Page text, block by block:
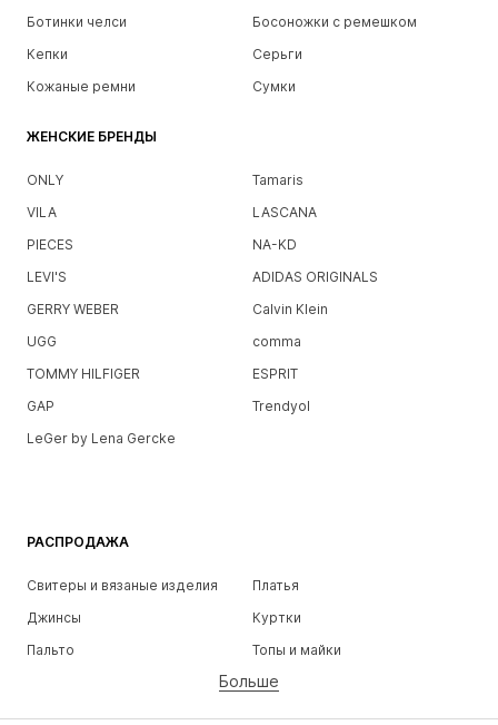
Ботинки челси
Босоножки с ремешком
Кепки
Серьги
Кожаные ремни
Сумки
ЖЕНСКИЕ БРЕНДЫ
ONLY
Tamaris
VILA
LASCANA
PIECES
NA-KD
LEVI'S
ADIDAS ORIGINALS
GERRY WEBER
Calvin Klein
UGG
comma
TOMMY HILFIGER
ESPRIT
GAP
Trendyol
LeGer by Lena Gercke
РАСПРОДАЖА
Свитеры и вязаные изделия
Платья
Джинсы
Куртки
Пальто
Топы и майки
Белье
Юбки
Блузки и туники
Больше